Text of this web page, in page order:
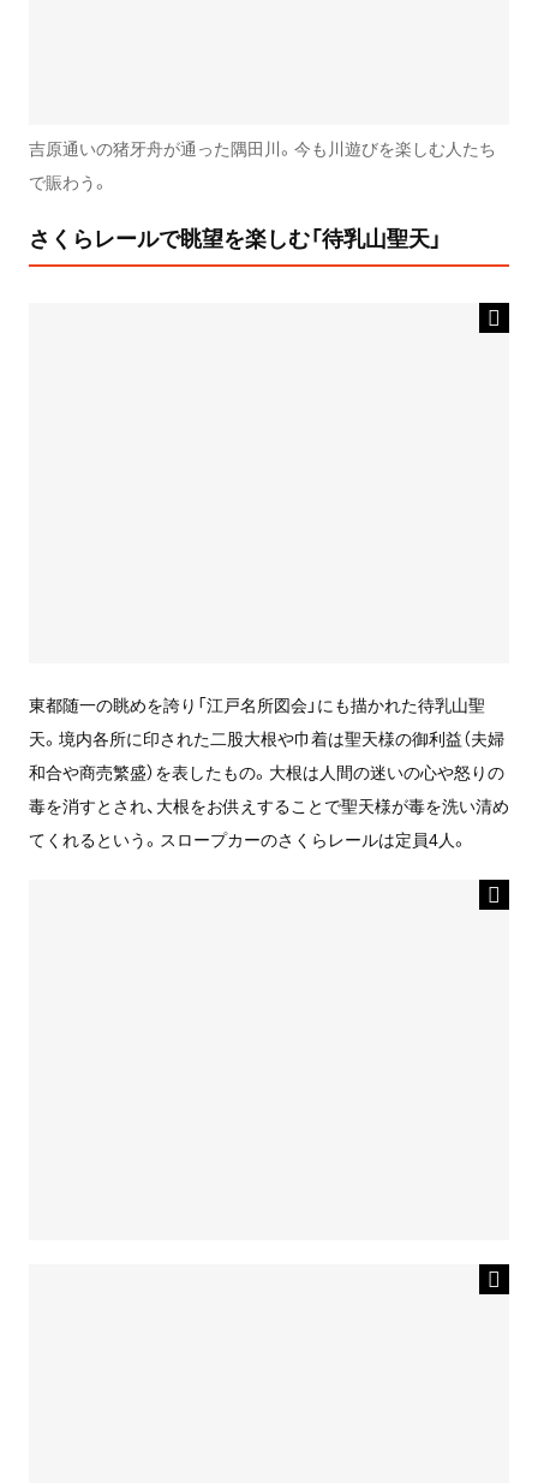
吉原通いの猪牙舟が通った隅田川。今も川遊びを楽しむ人たち
で賑わう。
さくらレールで眺望を楽しむ「待乳山聖天」
東都随一の眺めを誇り「江戸名所図会」にも描かれた待乳山聖
天。境内各所に印された二股大根や巾着は聖天様の御利益（夫婦
和合や商売繁盛）を表したもの。大根は人間の迷いの心や怒りの
毒を消すとされ、大根をお供えすることで聖天様が毒を洗い清め
てくれるという。スロープカーのさくらレールは定員4人。